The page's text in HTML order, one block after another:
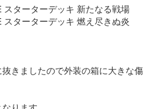
スターターデッキ 新たなる戦場
スターターデッキ 燃え尽きぬ炎
きましたので外装の箱に大きな傷